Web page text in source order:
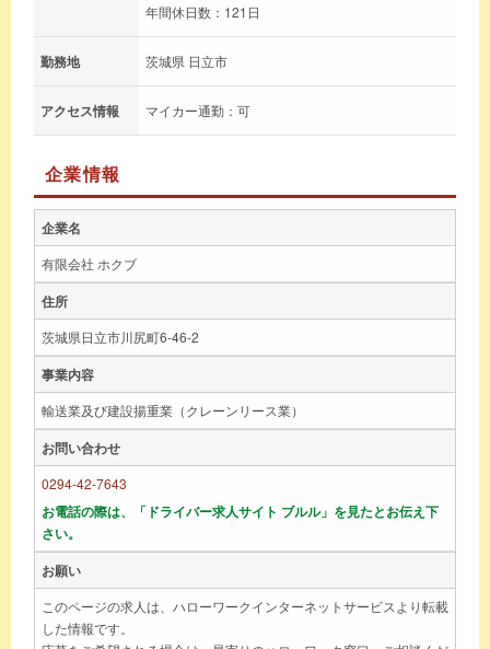
年間休日数：121日
勤務地 茨城県 日立市
アクセス情報 マイカー通勤：可
企業情報
企業名
有限会社 ホクブ
住所
茨城県日立市川尻町6-46-2
事業内容
輸送業及び建設揚重業（クレーンリース業）
お問い合わせ
0294-42-7643
お電話の際は、「ドライバー求人サイト ブルル」を見たとお伝え下
さい。
お願い
このページの求人は、ハローワークインターネットサービスより転載
した情報です。